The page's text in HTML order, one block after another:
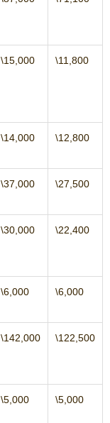
\15,000 \11,800
\14,000 \12,800
\37,000 \27,500
\30,000 \22,400
\6,000 \6,000
\142,000 \122,500
\5,000 \5,000